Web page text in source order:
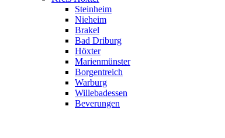
Steinheim
Nieheim
Brakel
Bad Driburg
Höxter
Marienmünster
Borgentreich
Warburg
Willebadessen
Beverungen